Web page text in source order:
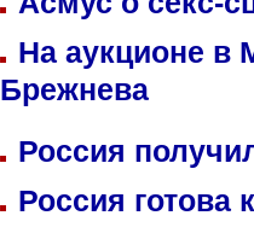
На аукционе в
Брежнева
Россия
Россия готова